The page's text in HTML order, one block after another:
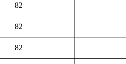
82
82
82